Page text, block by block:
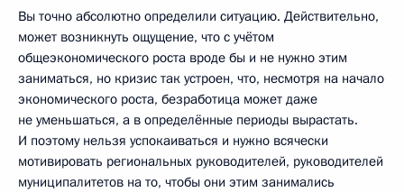
Вы точно абсолютно определили ситуацию. Действительно,
может возникнуть ощущение, что с учётом
общеэкономического роста вроде бы и не нужно этим
заниматься, но кризис так устроен, что, несмотря на начало
экономического роста, безработица может даже
не уменьшаться, а в определённые периоды вырастать.
И поэтому нельзя успокаиваться и нужно всячески
мотивировать региональных руководителей, руководителей
муниципалитетов на то, чтобы они этим занимались